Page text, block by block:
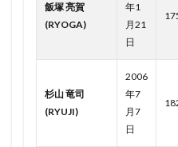
飯塚 亮賀
(RYOGA)
年1
月21
日
杉山 竜司
(RYUJI)
2006
年7
月7
日